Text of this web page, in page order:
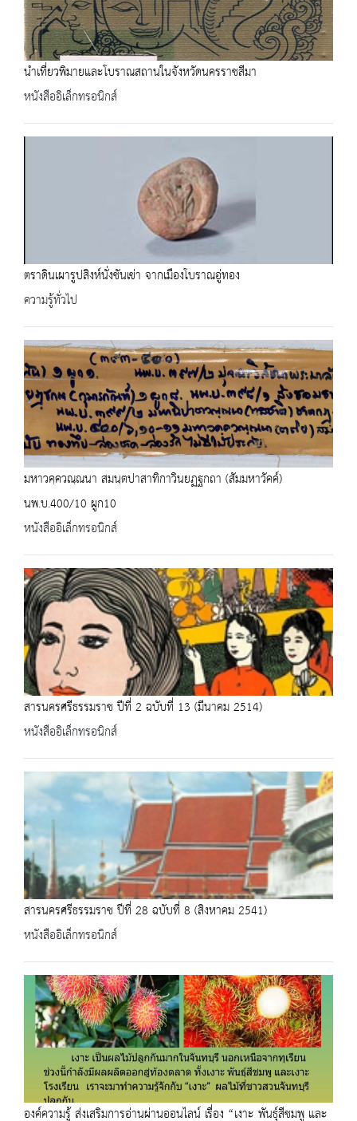
นำเที่ยวพิมายและโบราณสถานในจังหวัดนครราชสีมา
หนังสืออิเล็กทรอนิกส์
ตราดินเผารูปสิงห์นั่งชันเข่า จากเมืองโบราณอู่ทอง
ความรู้ทั่วไป
มหาวคฺควณฺณนา สมนฺตปาสาทิกาวินยฏฐกถา (สัมมหาวัคค์)
นพ.บ.400/10 ผูก10
หนังสืออิเล็กทรอนิกส์
สารนครศรีธรรมราช ปีที่ 2 ฉบับที่ 13 (มีนาคม 2514)
หนังสืออิเล็กทรอนิกส์
สารนครศรีธรรมราช ปีที่ 28 ฉบับที่ 8 (สิงหาคม 2541)
หนังสืออิเล็กทรอนิกส์
องค์ความรู้ ส่งเสริมการอ่านผ่านออนไลน์ เรื่อง “เงาะ พันธุ์สีชมพู และ